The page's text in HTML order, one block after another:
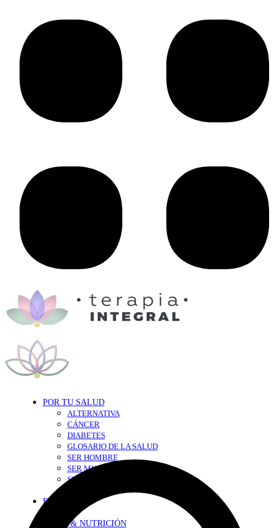
POR TU SALUD
ALTERNATIVA
CÁNCER
DIABETES
GLOSARIO DE LA SALUD
SER HOMBRE
SER MUJER
SEXY-SALUD
EN FORMA
DIETA & NUTRICIÓN